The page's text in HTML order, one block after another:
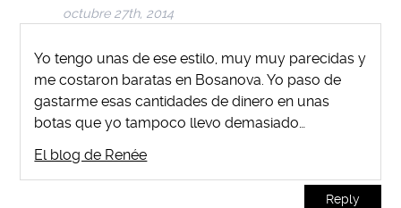
octubre 27th, 2014
Yo tengo unas de ese estilo, muy muy parecidas y
me costaron baratas en Bosanova. Yo paso de
gastarme esas cantidades de dinero en unas
botas que yo tampoco llevo demasiado…
El blog de Renée
Reply